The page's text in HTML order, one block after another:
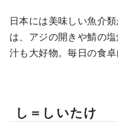
日本には美味しい魚介
は、アジの開きや鯖の
汁も大好物。毎日の食
し＝しいたけ